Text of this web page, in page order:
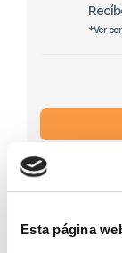
Esta página
*Ver